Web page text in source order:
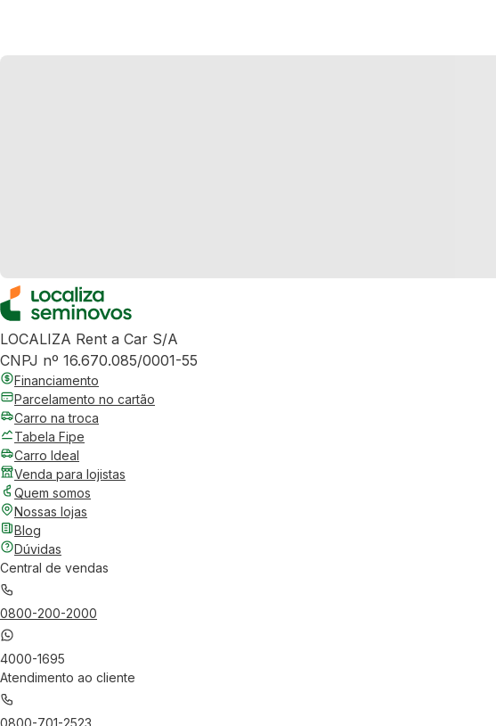
LOCALIZA Rent a Car S/A
CNPJ nº 16.670.085/0001-55
Financiamento
Parcelamento no cartão
Carro na troca
Tabela Fipe
Carro Ideal
Venda para lojistas
Quem somos
Nossas lojas
Blog
Dúvidas
Central de vendas
0800-200-2000
4000-1695
Atendimento ao cliente
0800-701-2523